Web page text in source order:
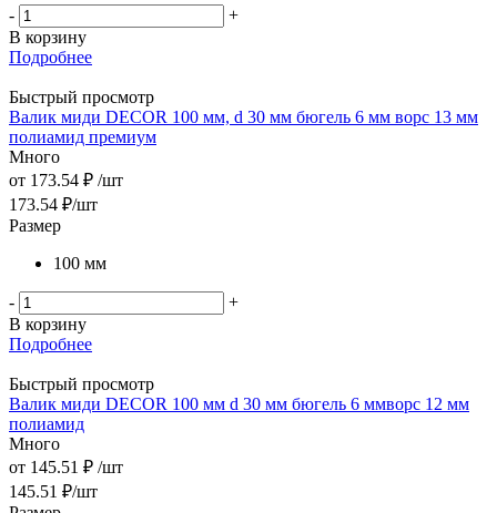
-
+
В корзину
Подробнее
Быстрый просмотр
Валик миди DЕCOR 100 мм, d 30 мм бюгель 6 мм ворс 13 мм
полиамид премиум
Много
от 173.54 ₽ /шт
173.54 ₽/шт
Размер
100 мм
-
+
В корзину
Подробнее
Быстрый просмотр
Валик миди DЕCOR 100 мм d 30 мм бюгель 6 ммворс 12 мм
полиамид
Много
от 145.51 ₽ /шт
145.51 ₽/шт